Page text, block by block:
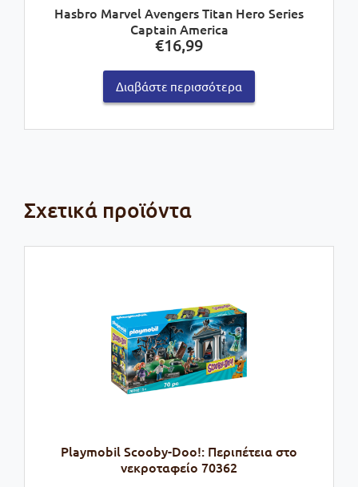
Hasbro Marvel Avengers Titan Hero Series
Captain America
€16,99
Διαβάστε περισσότερα
Σχετικά προϊόντα
Playmobil Scooby-Doo!: Περιπέτεια στο
νεκροταφείο 70362